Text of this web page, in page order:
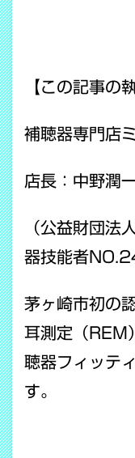
【この記事の
補聴器専門店
店長：中野潤
（公益財団法
器技能者
茅ヶ崎市初の
耳測定（REM
聴器フィッテ
す。